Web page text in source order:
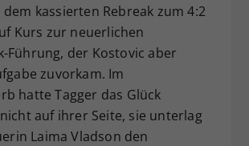
dem kassierten Rebreak zum 4:2
Kurs zur neuerlichen
Führung, der Kostovic aber
zuvorkam. Im
hatte Tagger das Glück
auf ihrer Seite, sie unterlag
Laima Vladson den